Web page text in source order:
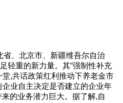
省、北京市、新疆维吾尔自治
轻重的新力量。其“强制性补充
,共话政策红利推动下养老金市
业自主决定是否建立的企业年
的业务潜力巨大。据了解,自